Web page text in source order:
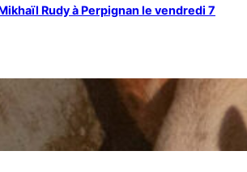
Rudy à Perpignan le vendredi 7